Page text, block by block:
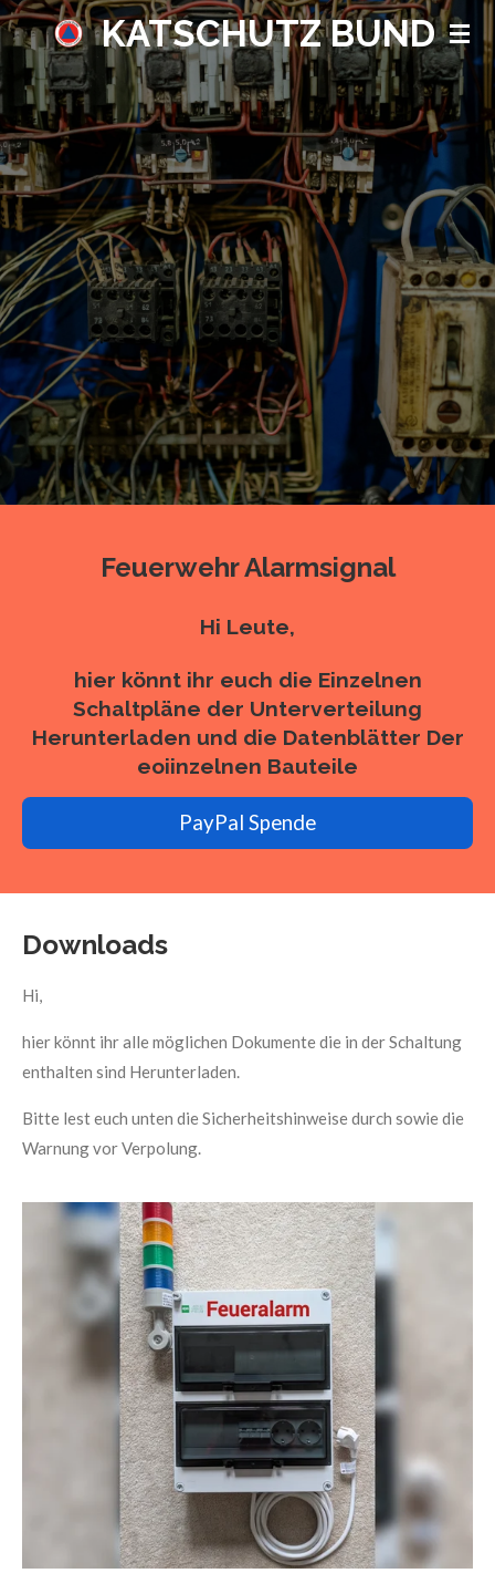
Zum
Hauptinhalt
springen
KATSCHUTZ BUND
Feuerwehr Alarmsignal
Hi Leute,
hier könnt ihr euch die Einzelnen
Schaltpläne der Unterverteilung
Herunterladen und die Datenblätter Der
eoiinzelnen Bauteile
PayPal Spende
Downloads
Hi,
hier könnt ihr alle möglichen Dokumente die in der Schaltung
enthalten sind Herunterladen.
Bitte lest euch unten die Sicherheitshinweise durch sowie die
Warnung vor Verpolung.